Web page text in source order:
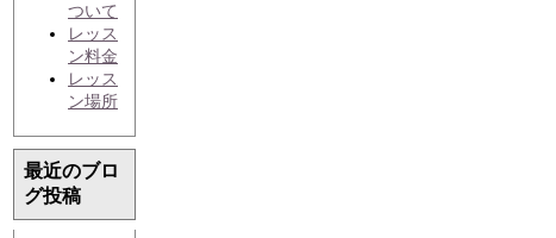
ついて
レッス
ン料金
レッス
ン場所
最近のブロ
グ投稿